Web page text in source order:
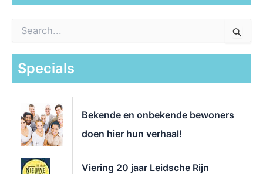
a
Specials
Bekende en onbekende bewoners
doen hier hun verhaal!
Viering 20 jaar Leidsche Rijn